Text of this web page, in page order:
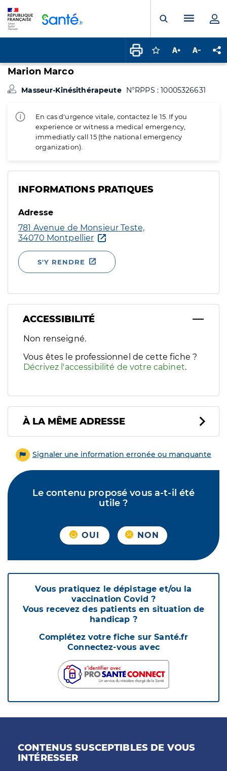
Ouvrir laMenu
Connectez-vous
Augmenter la
Marion Marco
Masseur-Kinésithérapeute N°RPPS : 10005326631
En cas d'urgence vitale, contactez le 15. If you
experience or witness a medical emergency,
immediatly call 15 (the national emergency
organization).
INFORMATIONS PRATIQUES
Adresse
781 Avenue de Monsieur Teste,
34070 Montpellier
S'Y RENDRE
ACCESSIBILITÉ
Filtres
Sélectionnez un ou plusieurs handicaps/besoins
Non renseigné.
Vous êtes le professionnel de cette fiche ?
Décrivez l'accessibilité de votre cabinet.
À LA MÊME ADRESSE
Signaler une information erronée ou manquante
Le contenu proposé vous a-t-il été
utile ?
OUI NON
Vous pratiquez le dépistage et/ou la
vaccination Covid ?
Vous recevez des patients en situation de
handicap ?
Complétez votre fiche sur Santé.fr
Connectez-vous avec
CONTENUS SUSCEPTIBLES DE VOUS
INTÉRESSER